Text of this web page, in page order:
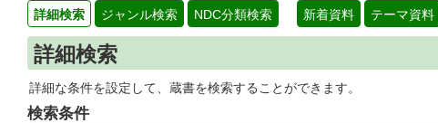
詳細検索 ジャンル検索 NDC分類検索 新着資料 テーマ資料
詳細検索
詳細な条件を設定して、蔵書を検索することができます。
検索条件